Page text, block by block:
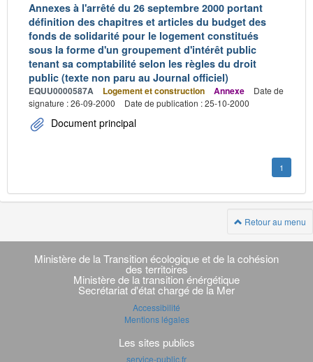
Annexes à l'arrêté du 26 septembre 2000 portant
définition des chapitres et articles du budget des
fonds de solidarité pour le logement constitués
sous la forme d'un groupement d'intérêt public
tenant sa comptabilité selon les règles du droit
public (texte non paru au Journal officiel)
EQUU0000587A Logement et construction Annexe
Date de
signature : 26-09-2000
Date de publication : 25-10-2000
Document principal
1
Retour au menu
Navigation
transverse
Ministère de la Transition écologique et de la cohésion
des territoires
Ministère de la transition énérgétique
Secrétariat d'état chargé de la Mer
Accessibilité
Mentions légales
Les sites publics
service-public.fr